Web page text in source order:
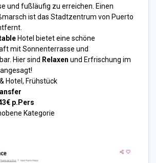
und fußläufig zu erreichen. Einen
ist das Stadtzentrum von Puerto
Hotel bietet eine schöne
mit Sonnenterrasse und
Hier sind Relaxen und Erfrischung im
Hotel, Frühstück
p.Pers
Kategorie